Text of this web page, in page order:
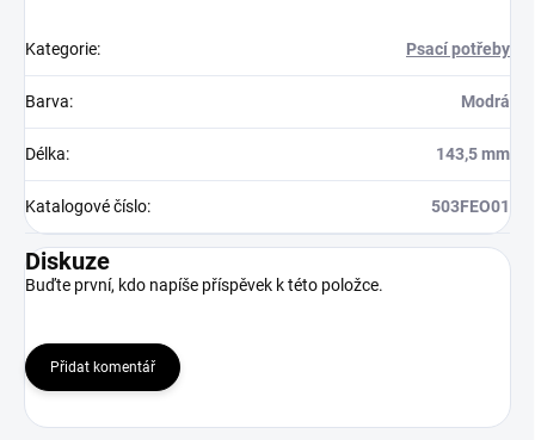
Kategorie: Psací potřeby
Barva: Modrá
Délka: 143,5 mm
Katalogové číslo: 503FEO01
Diskuze
Buďte první, kdo napíše příspěvek k této položce.
Přidat komentář